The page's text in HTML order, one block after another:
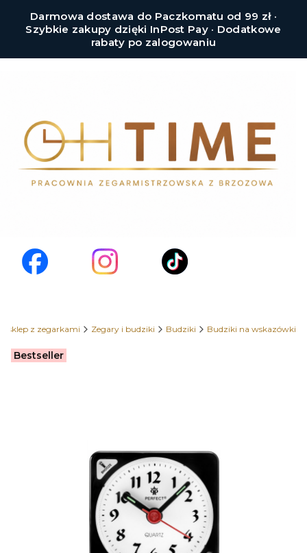
Darmowa dostawa do Paczkomatu od 99 zł ·
Szybkie zakupy dzięki InPost Pay · Dodatkowe
rabaty po zalogowaniu
sklep z zegarkami Zegary i budziki Budziki Budziki na wskazówki
Etykiety
Bestseller